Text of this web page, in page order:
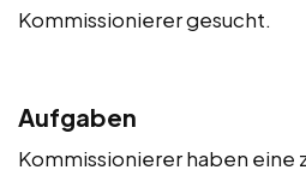
Kommissionierer gesucht.
Aufgaben
Kommissionierer haben eine